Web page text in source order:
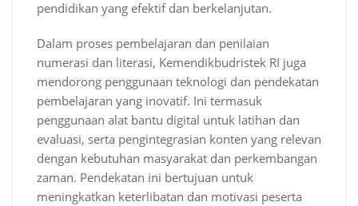
pendidikan yang efektif dan berkelanjutan.
Dalam proses pembelajaran dan penilaian
numerasi dan literasi, Kemendikbudristek RI juga
mendorong penggunaan teknologi dan pendekatan
pembelajaran yang inovatif. Ini termasuk
penggunaan alat bantu digital untuk latihan dan
evaluasi, serta pengintegrasian konten yang relevan
dengan kebutuhan masyarakat dan perkembangan
zaman. Pendekatan ini bertujuan untuk
meningkatkan keterlibatan dan motivasi peserta